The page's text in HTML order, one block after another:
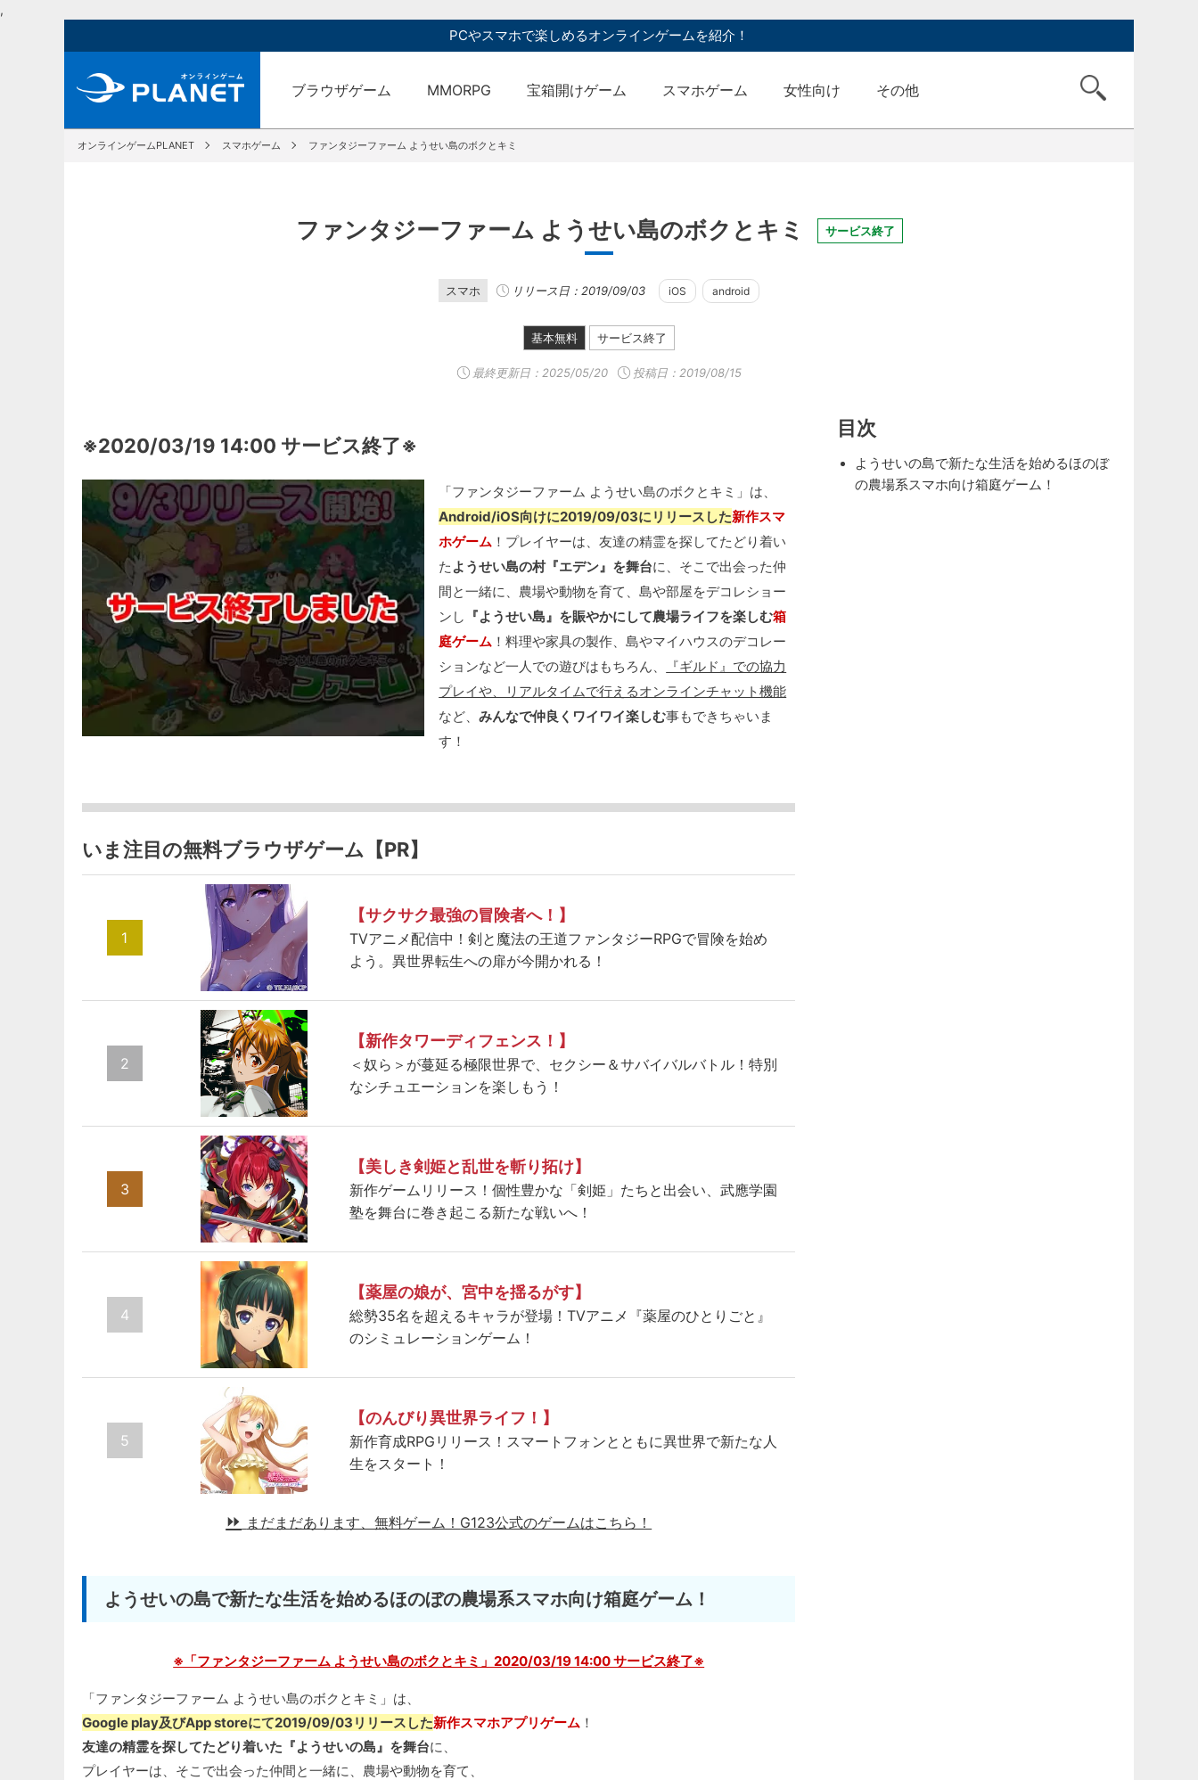
,
PCやスマホで楽しめるオンラインゲームを紹介！
ブラウザゲーム MMORPG 宝箱開けゲーム スマホゲーム 女性向け その他
オンラインゲームPLANET スマホゲーム ファンタジーファーム ようせい島のボクとキミ
ファンタジーファーム ようせい島のボクとキミ サービス終了
スマホ リリース日：2019/09/03 iOS android
基本無料 サービス終了
最終更新日： 2025/05/20 投稿日：2019/08/15
※2020/03/19 14:00 サービス終了※
「ファンタジーファーム ようせい島のボクとキミ」は、
Android/iOS向けに2019/09/03にリリースした新作スマ
ホゲーム ！プレイヤーは、友達の精霊を探してたどり着い
た ようせい島の村『エデン』を舞台に、そこで出会った仲
間と一緒に、農場や動物を育て、島や部屋をデコレショー
ンし 『ようせい島』を賑やかにして農場ライフを楽しむ箱
庭ゲーム ！料理や家具の製作、島やマイハウスのデコレー
ションなど一人での遊びはもちろん、
『ギルド』での協力
プレイや、リアルタイムで行えるオンラインチャット機能
など、みんなで仲良くワイワイ楽しむ事もできちゃいま
す！
いま注目の無料ブラウザゲーム【PR】
1
【サクサク最強の冒険者へ！】
TVアニメ配信中！剣と魔法の王道ファンタジーRPGで冒険を始め
よう。異世界転生への扉が今開かれる！
2
【新作タワーディフェンス！】
＜奴ら＞が蔓延る極限世界で、セクシー＆サバイバルバトル！特別
なシチュエーションを楽しもう！
3
【美しき剣姫と乱世を斬り拓け】
新作ゲームリリース！個性豊かな「剣姫」たちと出会い、武應学園
塾を舞台に巻き起こる新たな戦いへ！
4
【薬屋の娘が、宮中を揺るがす】
総勢35名を超えるキャラが登場！TVアニメ『薬屋のひとりごと』
のシミュレーションゲーム！
5
【のんびり異世界ライフ！】
新作育成RPGリリース！スマートフォンとともに異世界で新たな人
生をスタート！
まだまだあります、無料ゲーム！ G123公式のゲームはこちら！
ようせいの島で新たな生活を始めるほのぼの農場系スマホ向け箱庭ゲーム！
※「ファンタジーファーム ようせい島のボクとキミ」2020/03/19 14:00 サービス終了※
「ファンタジーファーム ようせい島のボクとキミ」は、
Google play及びApp storeにて2019/09/03リリースした新作スマホアプリゲーム ！
友達の精霊を探してたどり着いた『ようせいの島』を舞台に、
プレイヤーは、そこで出会った仲間と一緒に、農場や動物を育て、
目次
ようせいの島で新たな生活を始めるほのぼ
の農場系スマホ向け箱庭ゲーム！